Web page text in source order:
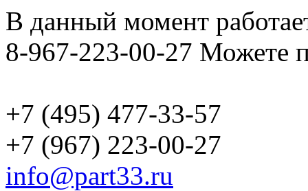
В данный момент
8-967-223-00-27 Можете
+7 (495) 477-33-57
+7 (967) 223-00-27
info@part33.ru